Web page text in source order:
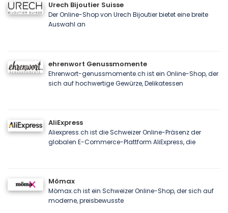
Urech Bijoutier Suisse
Der Online-Shop von Urech Bijoutier bietet eine breite
Auswahl an
ehrenwort Genussmomente
Ehrenwort-genussmomente.ch ist ein Online-Shop, der
sich auf hochwertige Gewürze, Delikatessen
AliExpress
Aliexpress.ch ist die Schweizer Online-Präsenz der
globalen E-Commerce-Plattform AliExpress, die
Mömax
Mömax.ch ist ein Schweizer Online-Shop, der sich auf
moderne, preisbewusste